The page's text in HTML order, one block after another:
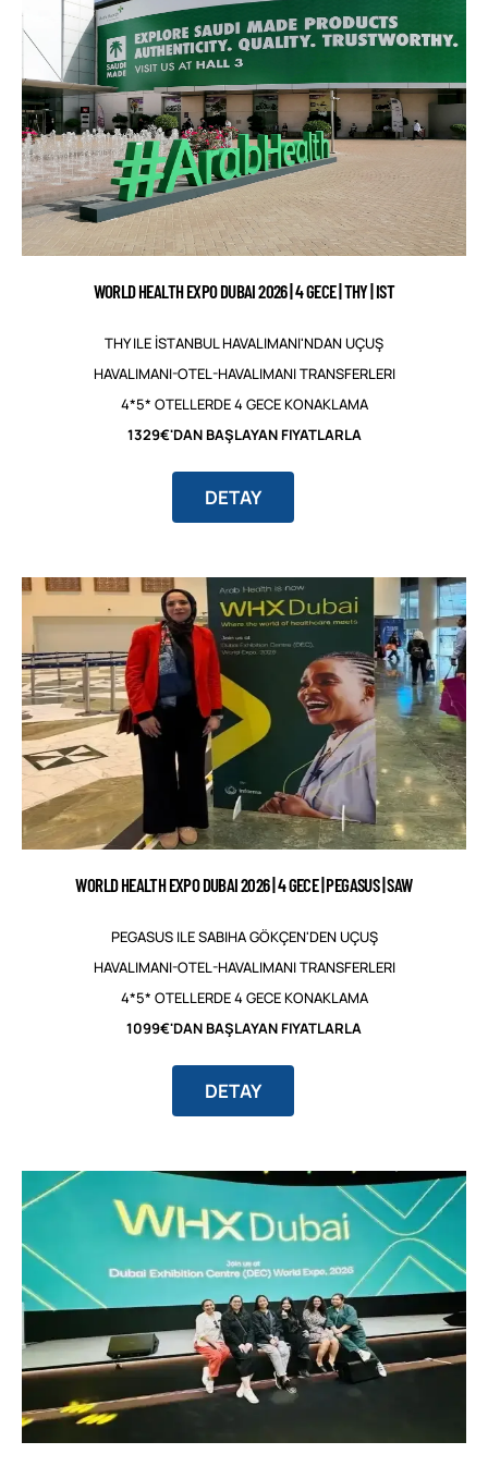
WORLD HEALTH EXPO DUBAI 2026 | 4 GECE | THY | IST
THY ILE İSTANBUL HAVALIMANI'NDAN UÇUŞ
HAVALIMANI-OTEL-HAVALIMANI TRANSFERLERI
4*5* OTELLERDE 4 GECE KONAKLAMA
1329€'DAN BAŞLAYAN FIYATLARLA
DETAY
WORLD HEALTH EXPO DUBAI 2026 | 4 GECE | PEGASUS | SAW
PEGASUS ILE SABIHA GÖKÇEN'DEN UÇUŞ
HAVALIMANI-OTEL-HAVALIMANI TRANSFERLERI
4*5* OTELLERDE 4 GECE KONAKLAMA
1099€'DAN BAŞLAYAN FIYATLARLA
DETAY